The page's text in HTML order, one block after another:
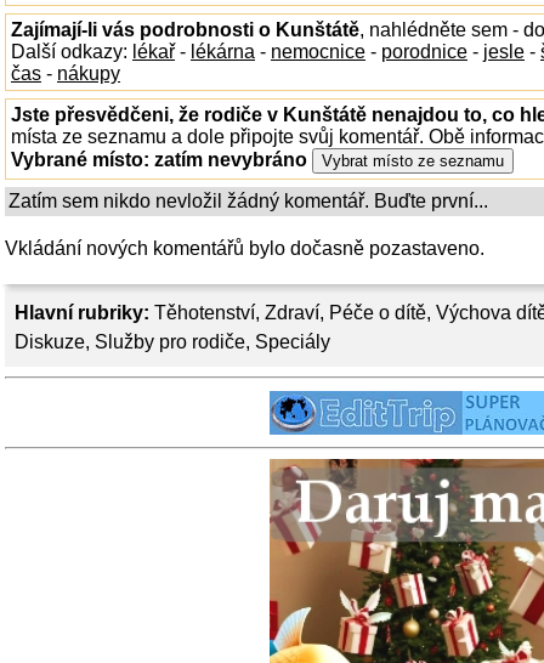
Hlavní rubriky: Těhotenství, Zdraví, Péče o dítě, Výchova
Diskuze, Služby pro rodiče, Speciály
Zajímají-li vás podrobnosti o Kunštátě, nahlédněte sem -
Další odkazy: lékař - lékárna - nemocnice - porodnice - jesle -
čas - nákupy
Jste přesvědčeni, že rodiče v Kunštátě nenajdou to, co
místa ze seznamu a dole připojte svůj komentář. Obě
Vybrané místo: zatím nevybráno
Zatím sem nikdo nevložil žádný komentář. Buďte první...
Vkládání nových komentářů bylo dočasně pozastaveno.